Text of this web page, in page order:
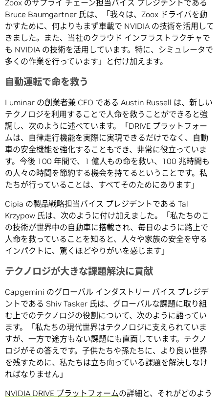
Zoox のサプライ チェーン担当バイス プレジデントである
Bruce Baumgartner 氏は、「我々は、Zoox ドライバを動
かすために、何よりもまず車載で NVIDIA の技術を活用して
きました。また、当社のクラウド インフラストラクチャで
も NVIDIA の技術を活用しています。特に、シミュレータで
多くの作業を行っています」と付け加えます。
自動運転で命を救う
Luminar の創業者兼 CEO である Austin Russell は、新しい
テクノロジを利用することで人命を救うことができると強
調し、次のように述べています。「DRIVE プラットフォー
ムは、自律走行機能を実際に実現できるだけでなく、自動
車の安全機能を強化することもでき、非常に役立っていま
す。今後 100 年間で、1 億人もの命を救い、100 兆時間も
の人々の時間を節約する機会を持てるということです。私
たちが行っていることは、すべてそのためにあります」
Cipia の製品戦略担当バイス プレジデントである Tal
Krzypow 氏は、次のように付け加えました。「私たちのこ
の技術が世界中の自動車に搭載され、毎日のように路上で
人命を救っていることを知ると、人々や家族の安全を守る
インパクトに、驚くほどやりがいを感じます」
テクノロジが大きな課題解決に貢献
Capgemini のグローバル インダストリー バイス プレジデ
ントである Shiv Tasker 氏は、グローバルな課題に取り組
む上でのテクノロジの役割について、次のように語ってい
ます。「私たちの現代世界はテクノロジに支えられていま
すが、一方で途方もない課題にも直面しています。テクノ
ロジがその答えです。子供たちや孫たちに、より良い世界
を残すために、私たちは立ち向っている課題を解決しなけ
ればなりません」
NVIDIA DRIVE プラットフォームの詳細と、それがどのよう